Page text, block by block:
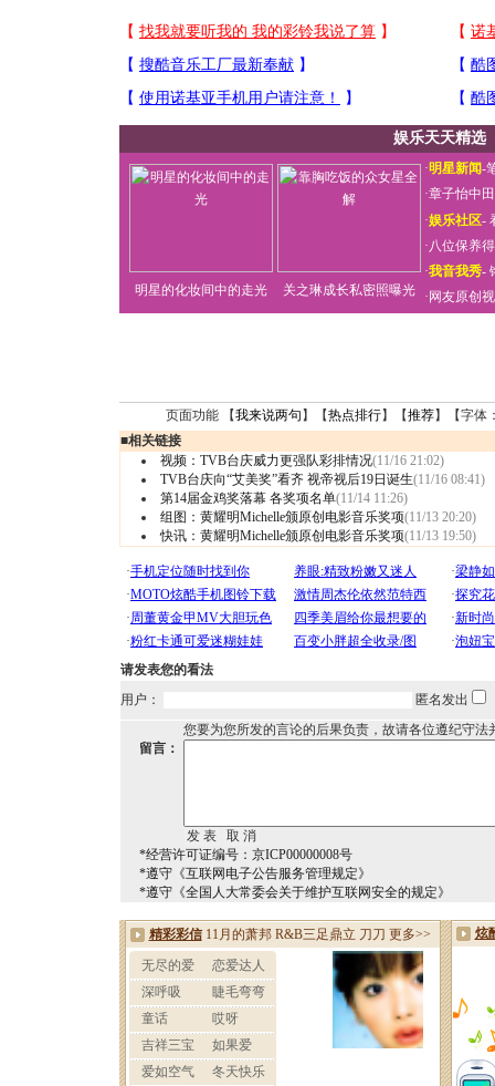
娱乐天天精选
明星的化妆间中的走光 关之琳成长私密照曝光
·明星新闻-
·章子怡中
·娱乐社区-
·八位保养
·我音我秀-
· 网友原创
页面功能 【我来说两句 】【热点排行】【推荐】【字体
■相关链接
视频：TVB台庆威力更强队彩排情况(11/16 21:02)
TVB台庆向“艾美奖”看齐 视帝视后19日诞生(11/16 08:41)
第14届金鸡奖落幕 各奖项名单(11/14 11:26)
组图：黄耀明Michelle颁原创电影音乐奖项(11/13 20:20)
快讯：黄耀明Michelle颁原创电影音乐奖项(11/13 19:50)
请发表您的看法
用户：
匿名发出
您要为您所发的言论的后果负责，故请各位遵纪守法
留言：
*经营许可证编号：京ICP00000008号
*遵守《互联网电子公告服务管理规定》
*遵守《全国人大常委会关于维护互联网安全的规定》